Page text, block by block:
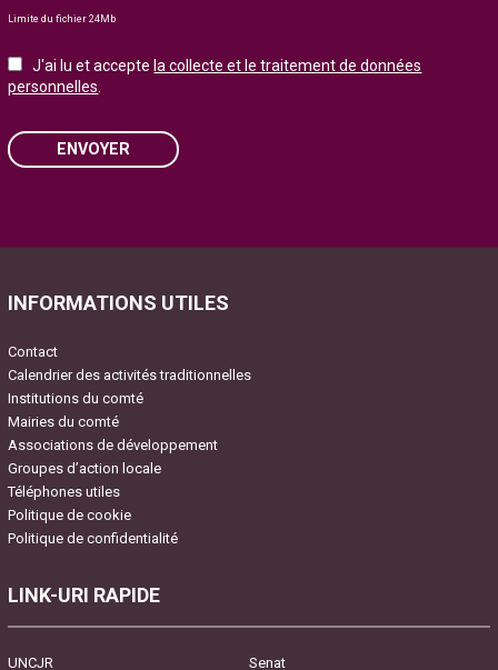
Limite du fichier 24Mb
J'ai lu et accepte la collecte et le traitement de données
personnelles.
ENVOYER
empty.
INFORMATIONS UTILES
Contact
Calendrier des activités traditionnelles
Institutions du comté
Mairies du comté
Associations de développement
Groupes d’action locale
Téléphones utiles
Politique de cookie
Politique de confidentialité
LINK-URI RAPIDE
UNCJR Senat